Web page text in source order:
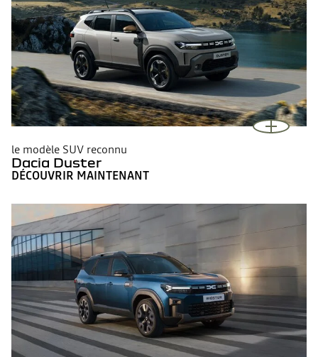
le modèle SUV reconnu
Dacia Duster
DÉCOUVRIR MAINTENANT